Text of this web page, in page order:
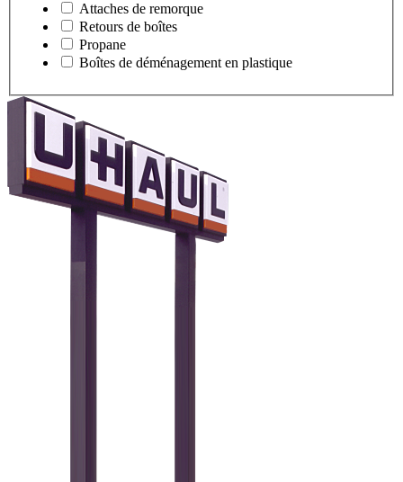
Attaches de remorque
Retours de boîtes
Propane
Boîtes de déménagement en plastique